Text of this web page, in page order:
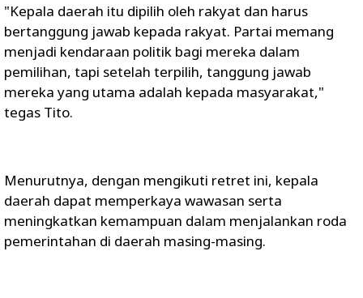
"Kepala daerah itu dipilih oleh rakyat dan harus
bertanggung jawab kepada rakyat. Partai memang
menjadi kendaraan politik bagi mereka dalam
pemilihan, tapi setelah terpilih, tanggung jawab
mereka yang utama adalah kepada masyarakat,"
tegas Tito.
Menurutnya, dengan mengikuti retret ini, kepala
daerah dapat memperkaya wawasan serta
meningkatkan kemampuan dalam menjalankan roda
pemerintahan di daerah masing-masing.